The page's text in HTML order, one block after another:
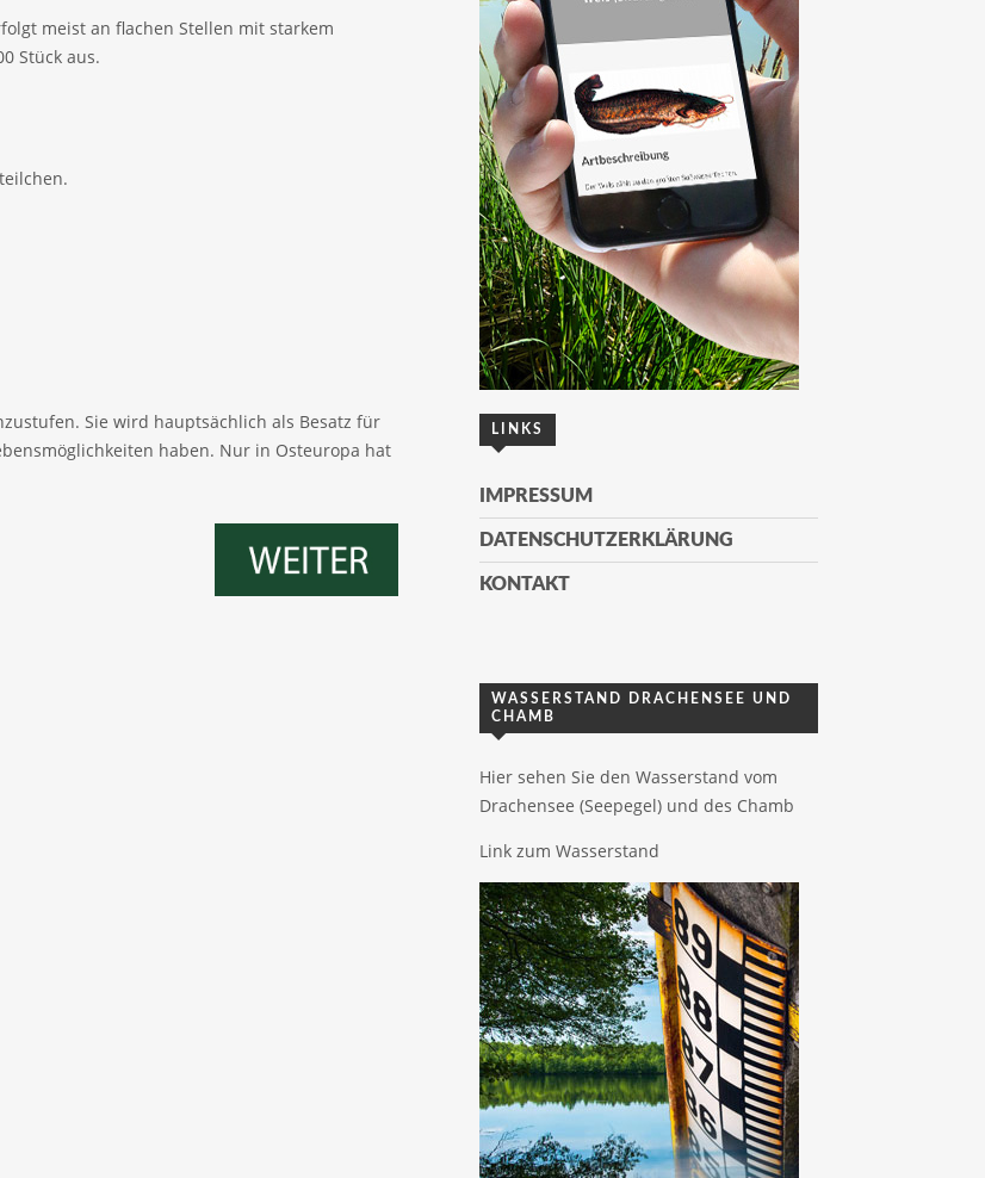
meist an flachen Stellen mit starkem
Stück aus.
Sie wird hauptsächlich als Besatz für
haben. Nur in Osteuropa hat
LINKS
IMPRESSUM
DATENSCHUTZERKLÄRUNG
KONTAKT
WASSERSTAND DRACHENSEE UND
CHAMB
Hier sehen Sie den Wasserstand vom
Drachensee (Seepegel) und des Chamb
Link zum Wasserstand